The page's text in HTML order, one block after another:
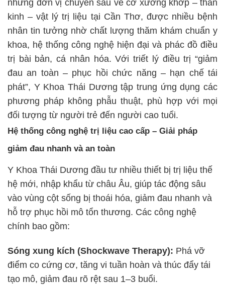
những đơn vị chuyên sâu về cơ xương khớp – thần
kinh – vật lý trị liệu tại Cần Thơ, được nhiều bệnh
nhân tin tưởng nhờ chất lượng thăm khám chuẩn y
khoa, hệ thống công nghệ hiện đại và phác đồ điều
trị bài bản, cá nhân hóa. Với triết lý điều trị “giảm
đau an toàn – phục hồi chức năng – hạn chế tái
phát”, Y Khoa Thái Dương tập trung ứng dụng các
phương pháp không phẫu thuật, phù hợp với mọi
đối tượng từ người trẻ đến người cao tuổi.
Hệ thống công nghệ trị liệu cao cấp – Giải pháp
giảm đau nhanh và an toàn
Y Khoa Thái Dương đầu tư nhiều thiết bị trị liệu thế
hệ mới, nhập khẩu từ châu Âu, giúp tác động sâu
vào vùng cột sống bị thoái hóa, giảm đau nhanh và
hỗ trợ phục hồi mô tổn thương. Các công nghệ
chính bao gồm:
Sóng xung kích (Shockwave Therapy): Phá vỡ
điểm co cứng cơ, tăng vi tuần hoàn và thúc đẩy tái
tạo mô, giảm đau rõ rệt sau 1–3 buổi.